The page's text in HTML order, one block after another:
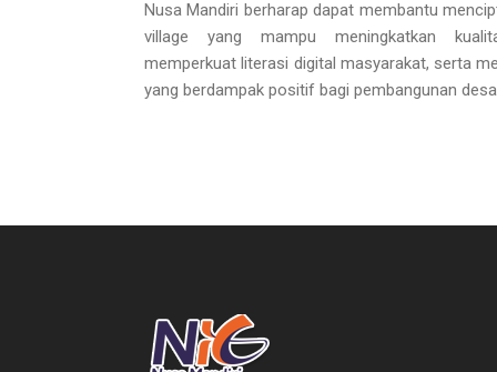
Nusa Mandiri berharap dapat membantu
village yang mampu meningkatkan
memperkuat literasi digital masyarakat, serta
yang berdampak positif bagi pembangunan